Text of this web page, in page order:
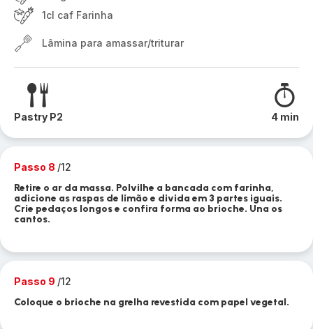
1cl caf Farinha
Lâmina para amassar/triturar
Pastry P2 4 min
Passo 8 /12
Retire o ar da massa. Polvilhe a bancada com farinha,
adicione as raspas de limão e divida em 3 partes iguais.
Crie pedaços longos e confira forma ao brioche. Una os
cantos.
Passo 9 /12
Coloque o brioche na grelha revestida com papel vegetal.